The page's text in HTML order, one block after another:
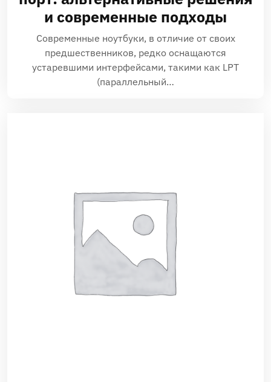
и современные подходы
Современные ноутбуки, в отличие от своих
предшественников, редко оснащаются
устаревшими интерфейсами, такими как LPT
(параллельный…